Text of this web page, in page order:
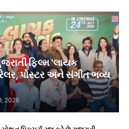
ફિલ્મ 'લાયક
પોસ્ટર અને સંગીત ભવ્ય
2026